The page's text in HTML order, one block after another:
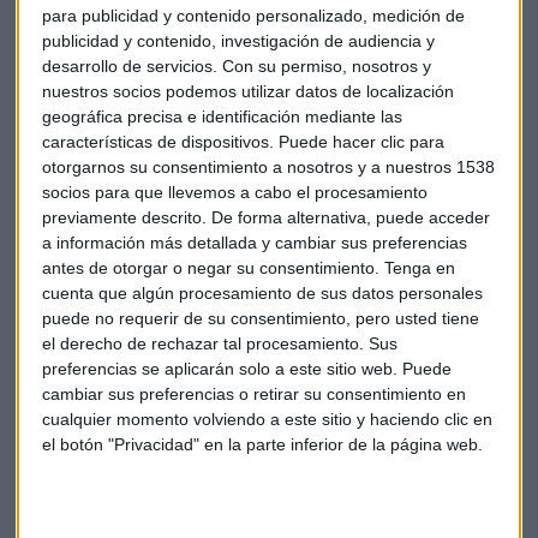
para publicidad y contenido personalizado, medición de
publicidad y contenido, investigación de audiencia y
desarrollo de servicios. Con su permiso, nosotros y
nuestros socios podemos utilizar datos de localización
geográfica precisa e identificación mediante las
características de dispositivos. Puede hacer clic para
otorgarnos su consentimiento a nosotros y a nuestros 1538
socios para que llevemos a cabo el procesamiento
previamente descrito. De forma alternativa, puede acceder
a información más detallada y cambiar sus preferencias
antes de otorgar o negar su consentimiento. Tenga en
cuenta que algún procesamiento de sus datos personales
puede no requerir de su consentimiento, pero usted tiene
el derecho de rechazar tal procesamiento. Sus
preferencias se aplicarán solo a este sitio web. Puede
cambiar sus preferencias o retirar su consentimiento en
cualquier momento volviendo a este sitio y haciendo clic en
el botón "Privacidad" en la parte inferior de la página web.
firmo varios contratos para poner en marcha proyectos de
inteligencia que incluían seguimientos o intervención de
llamadas a empresarios, abogados y periodistas.
Con el primer contrato de 2004 entre Cenyt, la empresa de
Villarejo, y BBVA, el comisario trató de obtener información
sobre el intento de adquisición por parte de Sacyr de una
participación significativa de BBVA. El conocido como
“Proyecto Trampa”. Según el juez se cumplen los
presupuestos para abrir un juicio oral contra la entidad
como persona jurídica penalmente responsable. Indica
García Castellón que no se puede obviar que es una gran
entidad financiera, cotizada y bajo un mercado regulado.
¿Qué ocurrirá con la opa?
Todo esto llega mientras BBVA no se despega de las